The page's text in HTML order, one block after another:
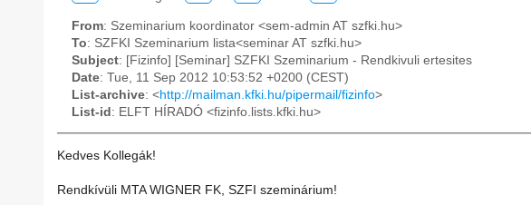
From: Szeminarium koordinator <sem-admin AT szfki.hu>
To: SZFKI Szeminarium lista<seminar AT szfki.hu>
Subject: [Fizinfo] [Seminar] SZFKI Szeminarium - Rendkivuli ertesites
Date: Tue, 11 Sep 2012 10:53:52 +0200 (CEST)
List-archive: <http://mailman.kfki.hu/pipermail/fizinfo>
List-id : ELFT HÍRADÓ <fizinfo.lists.kfki.hu>
Kedves Kollegák!
Rendkívüli MTA WIGNER FK, SZFI szeminárium!